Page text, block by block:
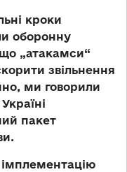
кроки
оборонну
„атакамси“
звільнення
ми говорили
пакет